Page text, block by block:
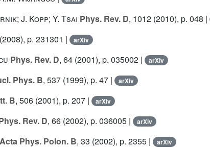
J. Kopp; Y. Tsai Phys. Rev. D, 1012 (2010), p. 048 |
(2008), p. 231301 | arXiv
Phys. Rev. D, 64 (2001), p. 035002 | arXiv
Phys. B, 537 (1999), p. 47 | arXiv
B, 506 (2001), p. 207 | arXiv
Rev. D, 66 (2002), p. 036005 | arXiv
Acta Phys. Polon. B, 33 (2002), p. 2355 | arXiv